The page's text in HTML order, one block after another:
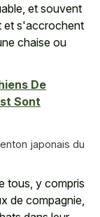
et souvent
et s'accrochent
chaise ou
De
Sont
japonais du
tous, y compris
de compagnie,